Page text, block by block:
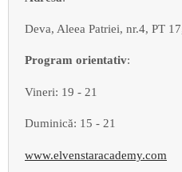
Deva, Aleea Patriei, nr.4, PT
Program orientativ:
Vineri: 19 - 21
Duminică: 15 - 21
www.elvenstaracademy.com